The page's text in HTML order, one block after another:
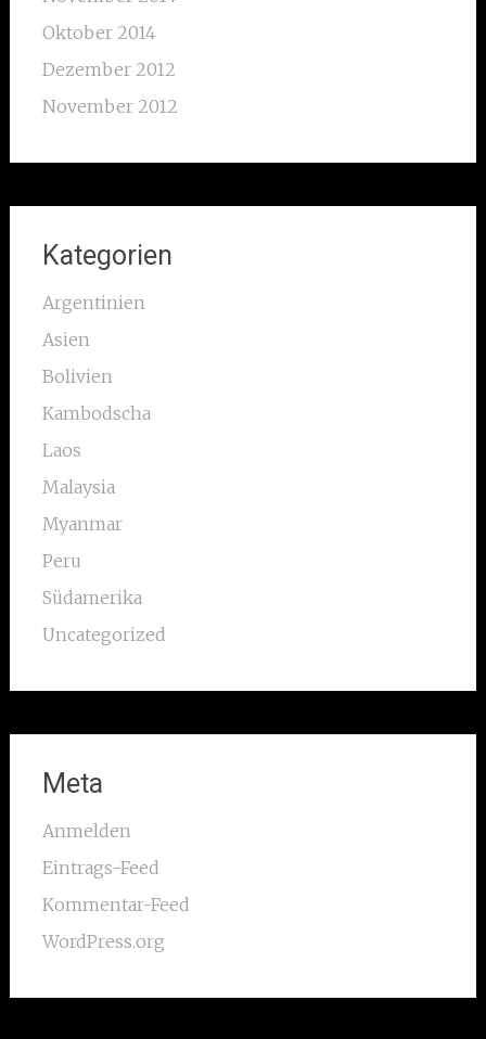
Oktober 2014
Dezember 2012
November 2012
Kategorien
Argentinien
Asien
Bolivien
Kambodscha
Laos
Malaysia
Myanmar
Peru
Südamerika
Uncategorized
Meta
Anmelden
Eintrags-Feed
Kommentar-Feed
WordPress.org